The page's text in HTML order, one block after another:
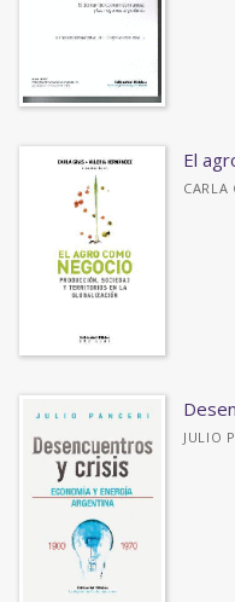
El
CARLA
JULIO